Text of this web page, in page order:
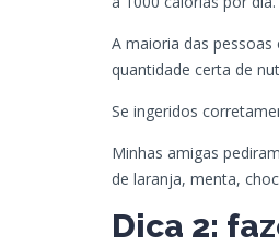
A maioria das
quantidade certa de
Se ingeridos
Minhas amigas
de laranja, menta,
Dica 2: